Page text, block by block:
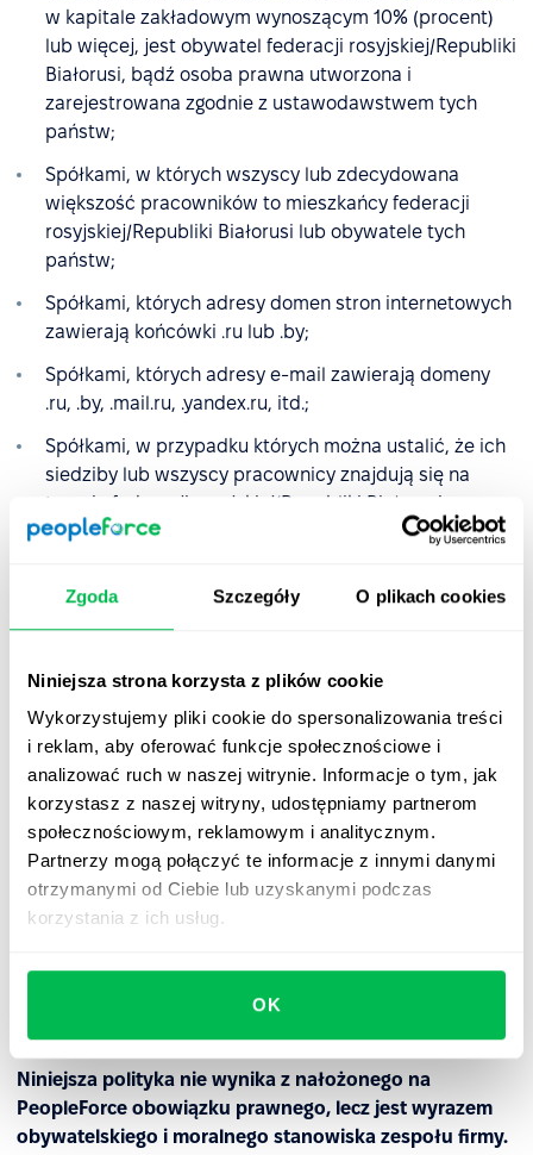
Zgoda Szczegóły O plikach cookies
Niniejsza strona korzysta z plików cookie
Wykorzystujemy pliki cookie do spersonalizowania treści
i reklam, aby oferować funkcje społecznościowe i
analizować ruch w naszej witrynie. Informacje o tym, jak
korzystasz z naszej witryny, udostępniamy partnerom
społecznościowym, reklamowym i analitycznym.
Partnerzy mogą połączyć te informacje z innymi danymi
otrzymanymi od Ciebie lub uzyskanymi podczas
korzystania z ich usług.
OK
w kapitale zakładowym wynoszącym 10% (procent)
lub więcej, jest obywatel federacji rosyjskiej/Republiki
Białorusi, bądź osoba prawna utworzona i
zarejestrowana zgodnie z ustawodawstwem tych
państw;
Spółkami, w których wszyscy lub zdecydowana
większość pracowników to mieszkańcy federacji
rosyjskiej/Republiki Białorusi lub obywatele tych
państw;
Spółkami, których adresy domen stron internetowych
zawierają końcówki .ru lub .by;
Spółkami, których adresy e-mail zawierają domeny
.ru, .by, .mail.ru, .yandex.ru, itd.;
Spółkami, w przypadku których można ustalić, że ich
siedziby lub wszyscy pracownicy znajdują się na
terenie federacji rosyjskiej/Republiki Białorusi;
Spółkami, które zarejestrowały się lub zmieniły adres
rosyjska/Republika Białorusi, ale nadal prowadzą
działalność na terenie tych państw.
i reputacji potencjalnego klienta w celu podjęcia decyzji
o współpracy. W przypadku gdy PeopleForce poweźmie
informację o przynajmniej jednym z powyższych
przesłanek, świadczących o powiązaniu klienta z
państwami agresorami, firma zastrzega sobie prawo do
odmowy współpracy oraz rozwiązania Umowy bez
możliwości ponownego rozpatrzenia sprawy.
poprzez usunięcie swoich danych z konta, w takim
przypadku PeopleForce nie jest zobowiązana do zwrotu
opłaty abonamentowej.
Niniejsza polityka nie wynika z nałożonego na
PeopleForce obowiązku prawnego, lecz jest wyrazem
obywatelskiego i moralnego stanowiska zespołu firmy.